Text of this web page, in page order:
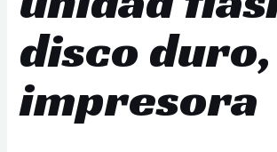
disco duro,
impresora